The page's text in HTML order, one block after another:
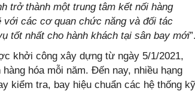
trở thành một trung tâm kết nối hàng
các cơ quan chức năng và đối tác
tốt nhất cho hành khách tại sân bay mới”.
khởi công xây dựng từ ngày 5/1/2021,
hóa mỗi năm. Đến nay, nhiều hạng
kiểm tra, bay hiệu chuẩn các hệ thống kỹ